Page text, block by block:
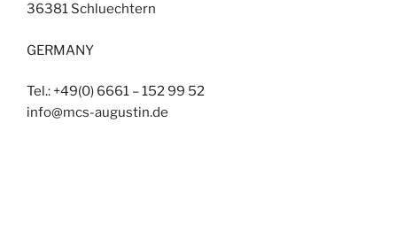
36381 Schluechtern
GERMANY
Tel.: +49(0) 6661 – 152 99 52
info@mcs-augustin.de